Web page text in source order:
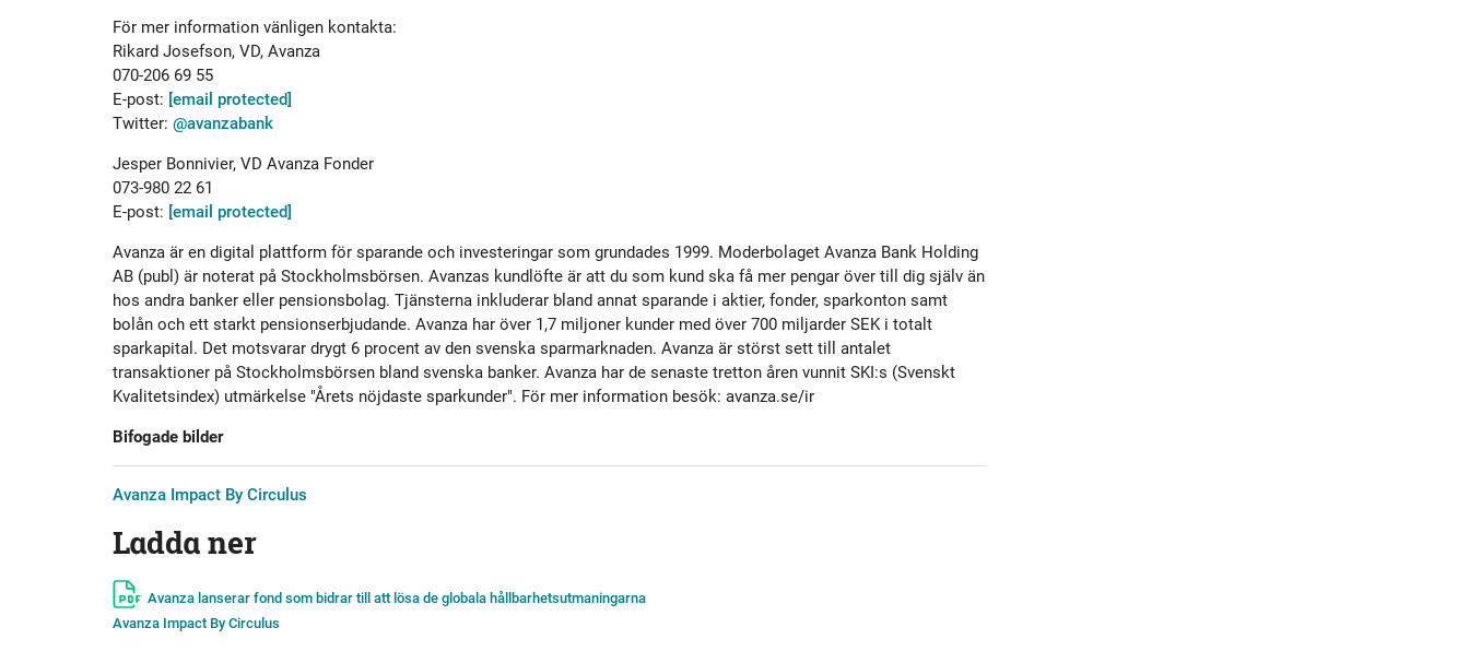
För mer information vänligen kontakta:
Rikard Josefson, VD, Avanza
070-206 69 55
E-post: [email protected]
Twitter: @avanzabank
Jesper Bonnivier, VD Avanza Fonder
073-980 22 61
E-post: [email protected]
Avanza är en digital plattform för sparande och investeringar som grundades 1999. Moderbolaget Avanza Bank Holding
AB (publ) är noterat på Stockholmsbörsen. Avanzas kundlöfte är att du som kund ska få mer pengar över till dig själv än
hos andra banker eller pensionsbolag. Tjänsterna inkluderar bland annat sparande i aktier, fonder, sparkonton samt
bolån och ett starkt pensionserbjudande. Avanza har över 1,7 miljoner kunder med över 700 miljarder SEK i totalt
sparkapital. Det motsvarar drygt 6 procent av den svenska sparmarknaden. Avanza är störst sett till antalet
transaktioner på Stockholmsbörsen bland svenska banker. Avanza har de senaste tretton åren vunnit SKI:s (Svenskt
Kvalitetsindex) utmärkelse "Årets nöjdaste sparkunder". För mer information besök: avanza.se/ir
Bifogade bilder
Avanza Impact By Circulus
Ladda ner
Avanza lanserar fond som bidrar till att lösa de globala hållbarhetsutmaningarna
Avanza Impact By Circulus